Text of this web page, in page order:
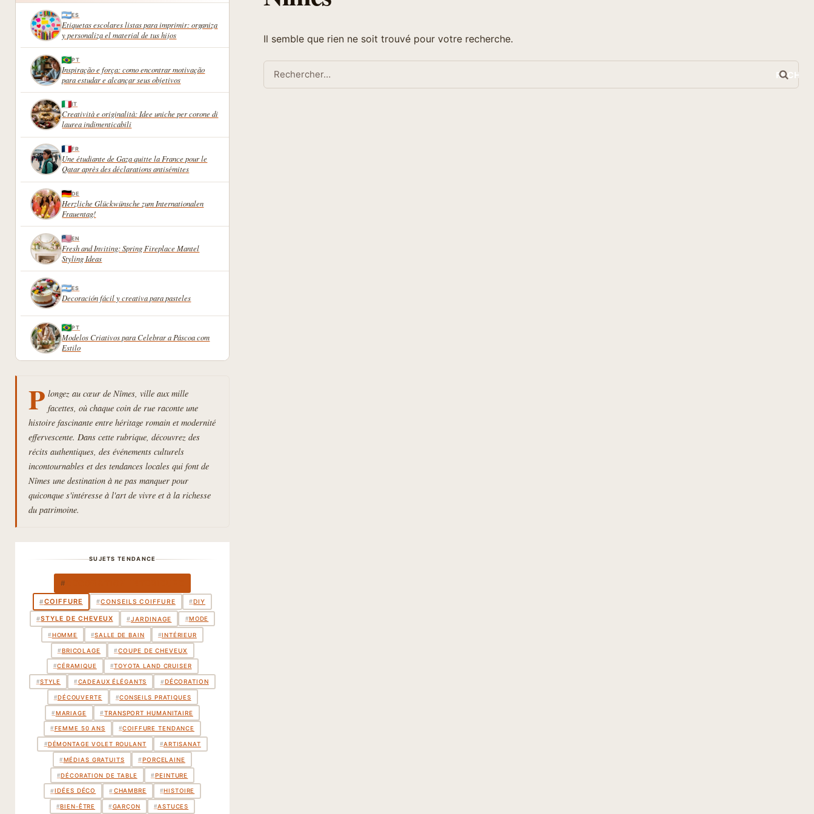
Il semble que rien ne soit trouvé pour votre recherche.
ES
Etiquetas escolares listas para imprimir: organiza
y personaliza el material de tus hijos
PT
Inspiração e força: como encontrar motivação
para estudar e alcançar seus objetivos
IT
Creatività e originalità: Idee uniche per corone di
laurea indimenticabili
FR
Une étudiante de Gaza quitte la France pour le
Qatar après des déclarations antisémites
DE
Herzliche Glückwünsche zum Internationalen
Frauentag!
EN
Fresh and Inviting: Spring Fireplace Mantel
Styling Ideas
ES
Decoración fácil y creativa para pasteles
PT
Modelos Criativos para Celebrar a Páscoa com
Estilo
P longez au cœur de Nîmes, ville aux mille
facettes, où chaque coin de rue raconte une
histoire fascinante entre héritage romain et modernité
effervescente. Dans cette rubrique, découvrez des
récits authentiques, des événements culturels
incontournables et des tendances locales qui font de
Nîmes une destination à ne pas manquer pour
quiconque s'intéresse à l'art de vivre et à la richesse
du patrimoine.
SUJETS TENDANCE
#
#COIFFURE #CONSEILS COIFFURE #DIY
#STYLE DE CHEVEUX #JARDINAGE #MODE
# HOMME #SALLE DE BAIN #INTÉRIEUR
#BRICOLAGE #COUPE DE CHEVEUX
#CÉRAMIQUE #TOYOTA LAND CRUISER
#STYLE # CADEAUX ÉLÉGANTS #DÉCORATION
#DÉCOUVERTE #CONSEILS PRATIQUES
# MARIAGE #TRANSPORT HUMANITAIRE
# FEMME 50 ANS #COIFFURE TENDANCE
#DÉMONTAGE VOLET ROULANT #ARTISANAT
# MÉDIAS GRATUITS #PORCELAINE
#DÉCORATION DE TABLE #PEINTURE
#IDÉES DÉCO #CHAMBRE # HISTOIRE
#BIEN-ÊTRE # GARÇON #ASTUCES